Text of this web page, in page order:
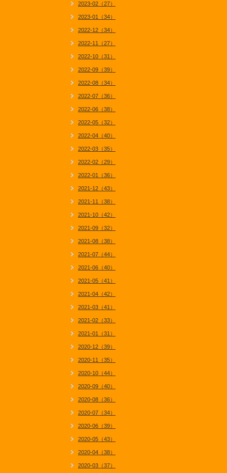
2023-02（27）
2023-01（34）
2022-12（34）
2022-11（27）
2022-10（31）
2022-09（39）
2022-08（34）
2022-07（36）
2022-06（38）
2022-05（32）
2022-04（40）
2022-03（35）
2022-02（29）
2022-01（36）
2021-12（43）
2021-11（38）
2021-10（42）
2021-09（32）
2021-08（38）
2021-07（44）
2021-06（40）
2021-05（41）
2021-04（42）
2021-03（41）
2021-02（33）
2021-01（31）
2020-12（39）
2020-11（35）
2020-10（44）
2020-09（40）
2020-08（36）
2020-07（34）
2020-06（39）
2020-05（43）
2020-04（38）
2020-03（37）